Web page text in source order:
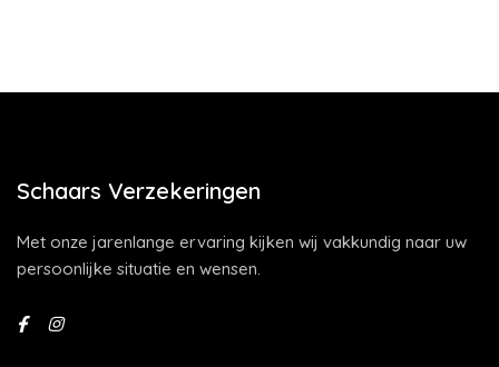
Schaars Verzekeringen
Met onze jarenlange ervaring kijken wij vakkundig naar uw
persoonlijke situatie en wensen.